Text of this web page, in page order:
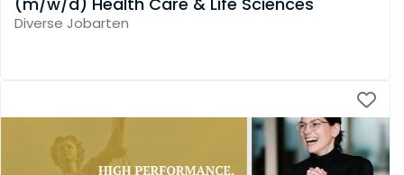
Diverse Jobarten